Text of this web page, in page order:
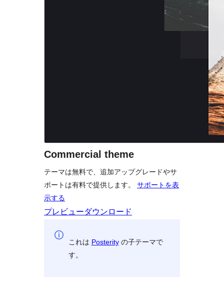
Commercial theme
テーマは無料で、追加アップグレードやサ
ポートは有料で提供します。 サポートを表
示する
プレビューダウンロード
これは Posterityの子テーマで
す。